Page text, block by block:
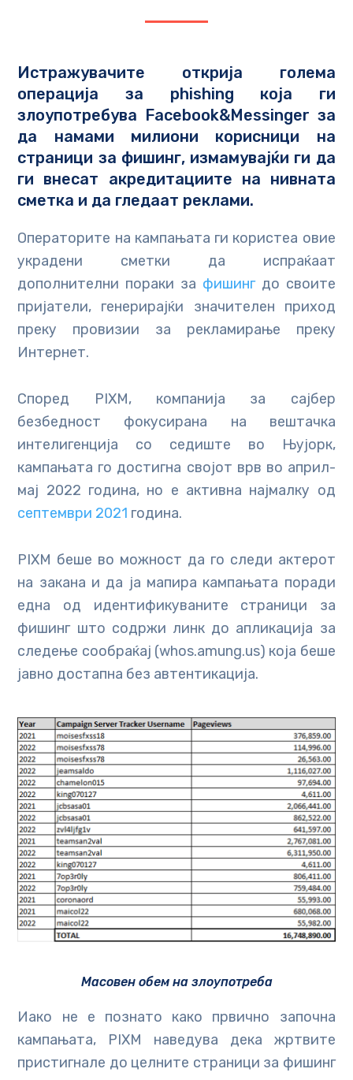
Истражувачите открија голема
операција за phishing која ги
злоупотребува Facebook&Messinger за
да намами милиони корисници на
страници за фишинг, измамувајќи ги да
ги внесат акредитациите на нивната
сметка и да гледаат реклами.
Операторите на кампањата ги користеа овие
украдени сметки да испраќаат
дополнителни пораки за фишингдо своите
пријатели, генерирајќи значителен приход
преку провизии за рекламирање преку
Интернет.
Според PIXM, компанија за сајбер
безбедност фокусирана на вештачка
интелигенција со седиште во Њујорк,
кампањата го достигна својот врв во април-
мај 2022 година, но е активна најмалку од
септември 2021 година.
PIXM беше во можност да го следи актерот
на закана и да ја мапира кампањата поради
една од идентификуваните страници за
фишинг што содржи линк до апликација за
следење сообраќај (whos.amung.us) која беше
јавно достапна без автентикација.
Масовен обем на злоупотреба
Иако не е познато како првично започна
кампањата, PIXM наведува дека жртвите
пристигнале до целните страници за фишинг